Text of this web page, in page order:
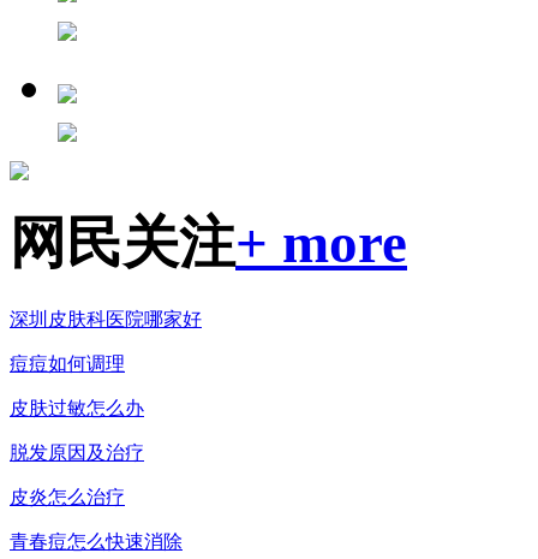
网民关注+ more
深圳皮肤科医院哪家好
痘痘如何调理
皮肤过敏怎么办
脱发原因及治疗
皮炎怎么治疗
青春痘怎么快速消除